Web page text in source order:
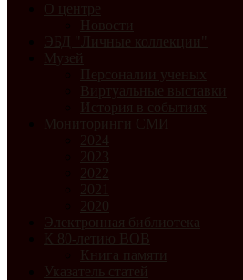
О центре
Новости
ЭБД "Личные коллекции"
Музей
Персоналии ученых
Виртуальные выставки
История в событиях
Мониторинги СМИ
2024
2023
2022
2021
2020
Электронная библиотека
К 80-летию ВОВ
Книга памяти
Указатель статей